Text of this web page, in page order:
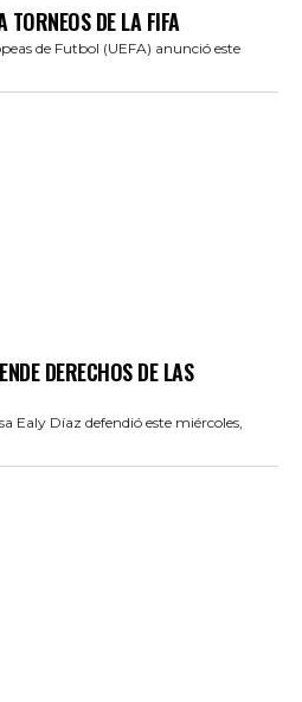
TORNEOS DE LA FIFA
de Futbol (UEFA) anunció este
DERECHOS DE LAS
Ealy Díaz defendió este miércoles,